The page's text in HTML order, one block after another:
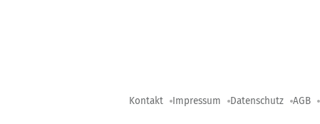
Kontakt Impressum Datenschutz AGB